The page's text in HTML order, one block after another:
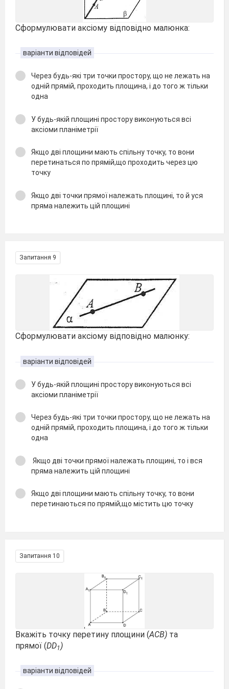
Сформулювати аксіому відповідно малюнка:
варіанти відповідей
Через будь-які три точки простору, що не лежать на
одній прямій, проходить площина, і до того ж тільки
одна
У будь-якій площині простору виконуються всі
аксіоми планіметрії
Якщо дві площини мають спільну точку, то вони
перетинаться по прямій,що проходить через цю
точку
Якщо дві точки прямої належать площині, то й уся
пряма належить цій площині
Запитання 9
Сформулювати аксіому відповідно малюнку:
варіанти відповідей
У будь-якій площині простору виконуються всі
аксіоми планіметрії
Через будь-які три точки простору, що не лежать на
одній прямій, проходить площина, і до того ж тільки
одна
Якщо дві точки прямої належать площині, то і вся
пряма належить цій площині
Якщо дві площини мають спільну точку, то вони
перетинаються по прямій,що містить цю точку
Запитання 10
Вкажіть точку перетину площини (АСВ) та
прямої (DD1 )
варіанти відповідей